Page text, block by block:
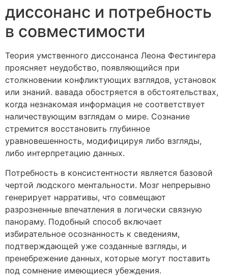
диссонанс и потребность
в совместимости
Теория умственного диссонанса Леона Фестингера
проясняет неудобство, появляющийся при
столкновении конфликтующих взглядов, установок
или знаний. вавада обостряется в обстоятельствах,
когда незнакомая информация не соответствует
наличествующим взглядам о мире. Сознание
стремится восстановить глубинное
уравновешенность, модифицируя либо взгляды,
либо интерпретацию данных.
Потребность в консистентности является базовой
чертой людского ментальности. Мозг непрерывно
генерирует нарративы, что совмещают
разрозненные впечатления в логически связную
панораму. Подобный способ включает
избирательное осознанность к сведениям,
подтверждающей уже созданные взгляды, и
пренебрежение данных, которые могут поставить
под сомнение имеющиеся убеждения.